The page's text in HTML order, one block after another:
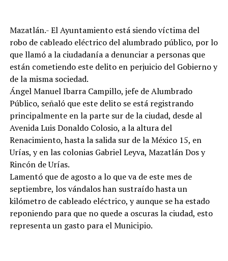
Mazatlán.- El Ayuntamiento está siendo víctima del
robo de cableado eléctrico del alumbrado público, por lo
que llamó a la ciudadanía a denunciar a personas que
están cometiendo este delito en perjuicio del Gobierno y
de la misma sociedad.
Ángel Manuel Ibarra Campillo, jefe de Alumbrado
Público, señaló que este delito se está registrando
principalmente en la parte sur de la ciudad, desde al
Avenida Luis Donaldo Colosio, a la altura del
Renacimiento, hasta la salida sur de la México 15, en
Urías, y en las colonias Gabriel Leyva, Mazatlán Dos y
Rincón de Urías.
Lamentó que de agosto a lo que va de este mes de
septiembre, los vándalos han sustraído hasta un
kilómetro de cableado eléctrico, y aunque se ha estado
reponiendo para que no quede a oscuras la ciudad, esto
representa un gasto para el Municipio.